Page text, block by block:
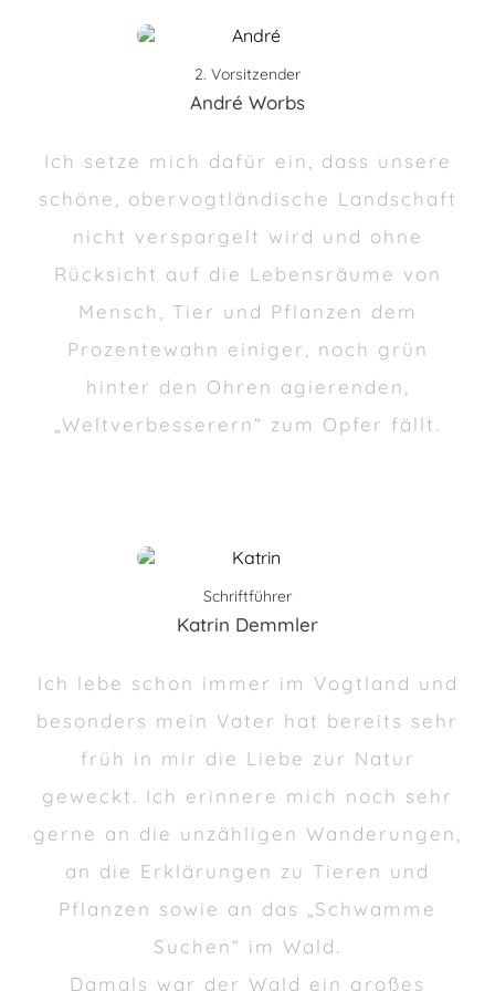
2. Vorsitzender
André Worbs
Ich setze mich dafür ein, dass unsere
schöne, obervogtländische Landschaft
nicht verspargelt wird und ohne
Rücksicht auf die Lebensräume von
Mensch, Tier und Pflanzen dem
Prozentewahn einiger, noch grün
hinter den Ohren agierenden,
„Weltverbesserern“ zum Opfer fällt.
Schriftführer
Katrin Demmler
Ich lebe schon immer im Vogtland und
besonders mein Vater hat bereits sehr
früh in mir die Liebe zur Natur
geweckt. Ich erinnere mich noch sehr
gerne an die unzähligen Wanderungen,
an die Erklärungen zu Tieren und
Pflanzen sowie an das „Schwamme
Suchen“ im Wald.
Damals war der Wald ein großes